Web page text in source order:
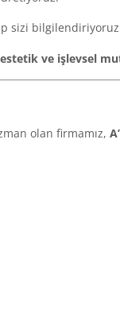
sizi
estetik ve işlevsel
olan firmamız,